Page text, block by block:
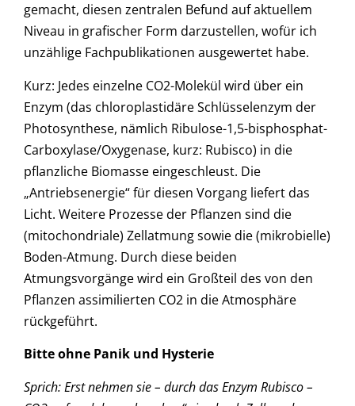
gemacht, diesen zentralen Befund auf aktuellem
Niveau in grafischer Form darzustellen, wofür ich
unzählige Fachpublikationen ausgewertet habe.
Kurz: Jedes einzelne CO2-Molekül wird über ein
Enzym (das chloroplastidäre Schlüsselenzym der
Photosynthese, nämlich Ribulose-1,5-bisphosphat-
Carboxylase/Oxygenase, kurz: Rubisco) in die
pflanzliche Biomasse eingeschleust. Die
„Antriebsenergie“ für diesen Vorgang liefert das
Licht. Weitere Prozesse der Pflanzen sind die
(mitochondriale) Zellatmung sowie die (mikrobielle)
Boden-Atmung. Durch diese beiden
Atmungsvorgänge wird ein Großteil des von den
Pflanzen assimilierten CO2 in die Atmosphäre
rückgeführt.
Bitte ohne Panik und Hysterie
Sprich: Erst nehmen sie – durch das Enzym Rubisco –